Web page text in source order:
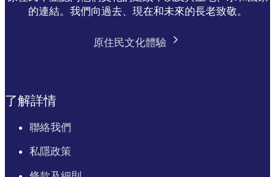
的連結。我們向過去、現在和未來的長老致敬。
原住民文化體驗
了解詳情
聯絡我們
私隱政策